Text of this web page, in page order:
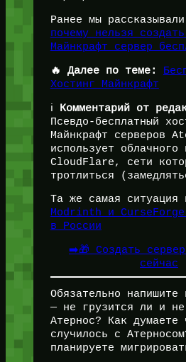
Ранее мы
почему нельзя
Майнкрафт сервер
🔥 Далее по теме:
Хостинг Майнкрафт
ℹ️ Комментарий от
Псевдо-бесплатный
Майнкрафт серверов
использует облачного
CloudFlare, сети
тротлиться
Та же самая
Modrinth и CurseForge
в России
➡️🎁 Создать
сейчас
Обязательно напишите
— не грузится ли и не
Атернос? Как думаете
случилось с
планируете